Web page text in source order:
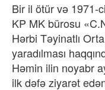
Bir il ötür və 1971-
KP MK bürosu
Hərbi Təyinatlı
yaradılması
Həmin ilin noyabr
ilk dəfə ziyarət